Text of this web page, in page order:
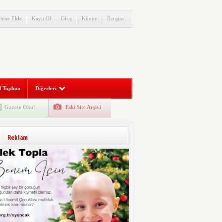
Ekle Kayıt Ol Giriş Künye İletişim
Toplum Diğerleri
Gazete Oku! Eski Site Arşivi
Reklam